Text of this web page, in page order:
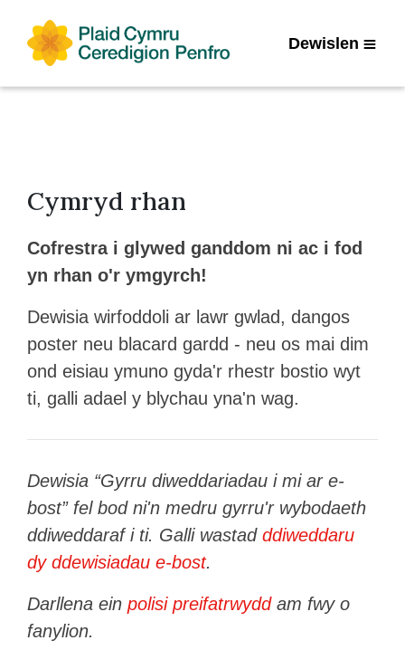
Dewislen
Cymryd rhan
Cofrestra i glywed ganddom ni ac i fod
yn rhan o'r ymgyrch!
Dewisia wirfoddoli ar lawr gwlad, dangos
poster neu blacard gardd - neu os mai dim
ond eisiau ymuno gyda'r rhestr bostio wyt
ti, galli adael y blychau yna'n wag.
Dewisia “Gyrru diweddariadau i mi ar e-
bost” fel bod ni'n medru gyrru'r wybodaeth
ddiweddaraf i ti. Galli wastad ddiweddaru
dy ddewisiadau e-bost.
Darllena ein polisi preifatrwyddam fwy o
fanylion.